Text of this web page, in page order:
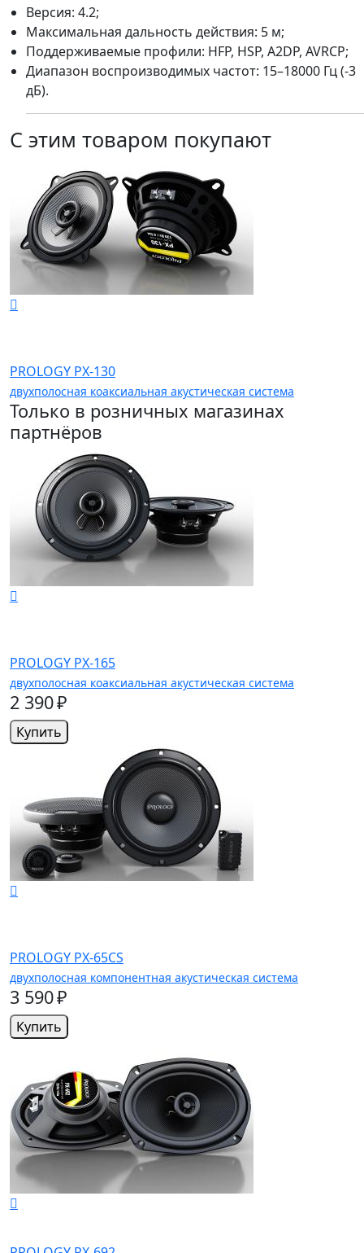
Версия: 4.2;
Максимальная дальность действия: 5 м;
Поддерживаемые профили: HFP, HSP, A2DP, AVRCP;
Диапазон воспроизводимых частот: 15–18000 Гц (-3
дБ).
С этим товаром покупают
PROLOGY PX-130
двухполосная коаксиальная акустическая система
Только в розничных магазинах
партнёров
PROLOGY PX-165
двухполосная коаксиальная акустическая система
2 390 ₽
Купить
PROLOGY PX-65CS
двухполосная компонентная акустическая система
3 590 ₽
Купить